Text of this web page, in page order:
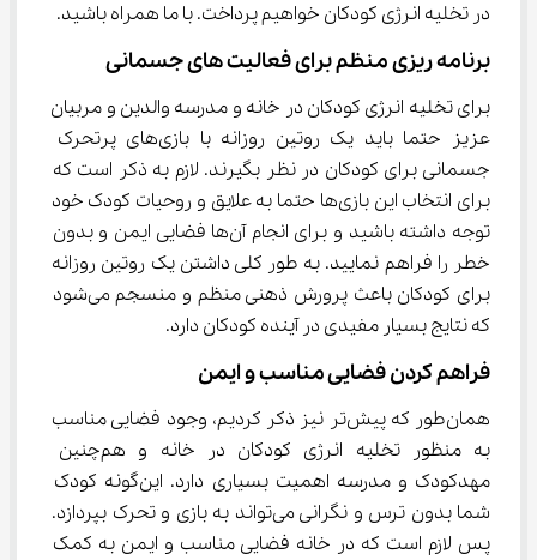
در تخلیه انرژی کودکان خواهیم پرداخت. با ما همراه باشید.
برنامه ریزی منظم برای فعالیت های جسمانی
برای تخلیه انرژی کودکان در خانه و مدرسه والدین و مربیان
عزیز حتما باید یک روتین روزانه با بازی‌های پرتحرک
جسمانی برای کودکان در نظر بگیرند. لازم به ذکر است که
برای انتخاب این بازی‌ها حتما به علایق و روحیات کودک خود
توجه داشته باشید و برای انجام آن‌ها فضایی ایمن و بدون
خطر را فراهم نمایید. به طور کلی داشتن یک روتین روزانه
برای کودکان باعث پرورش ذهنی منظم و منسجم می‌شود
که نتایج بسیار مفیدی در آینده کودکان دارد.
فراهم کردن فضایی مناسب و ایمن
همان‌طور که پیش‌تر نیز ذکر کردیم، وجود فضایی مناسب
به منظور تخلیه انرژی کودکان در خانه و هم‌چنین
مهدکودک و مدرسه اهمیت بسیاری دارد. این‌گونه کودک
شما بدون ترس و نگرانی می‌تواند به بازی و تحرک بپردازد.
پس لازم است که در خانه فضایی مناسب و ایمن به کمک